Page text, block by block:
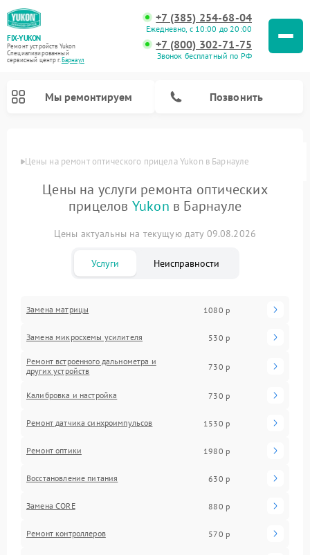
FIX-YUKON
Ремонт устройств Yukon
Специализированный
cервисный центр г.Барнаул
+7 (385) 254-68-04
Ежедневно, с 10:00 до 20:00
+7 (800) 302-71-75
Звонок бесплатный по РФ
Мы ремонтируем Позвонить
Цены на ремонт оптического прицела Yukon в Барнауле
Цены на услуги ремонта оптических
прицелов Yukon в Барнауле
Цены актуальны на текущую дату 09.08.2026
Услуги Неисправности
Замена матрицы 1080 р
Замена микросхемы усилителя 530 р
Ремонт встроенного дальнометра и
других устройств
730 р
Калибровка и настройка 730 р
Ремонт датчика синхроимпульсов 1530 р
Ремонт оптики 1980 р
Восстановление питания 630 р
Замена CORE 880 р
Ремонт контроллеров 570 р